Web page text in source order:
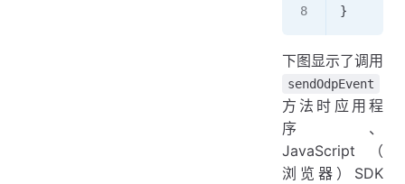
}
下图显示了调用
sendOdpEvent
方法时应用程
序、
JavaScript（
浏览器）SDK